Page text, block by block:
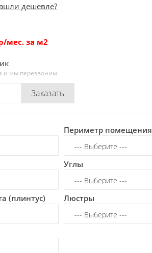
дешевле?
мес. за м2
и мы перезвоним
Заказать
Периметр помещения
Углы
(плинтус) Люстры